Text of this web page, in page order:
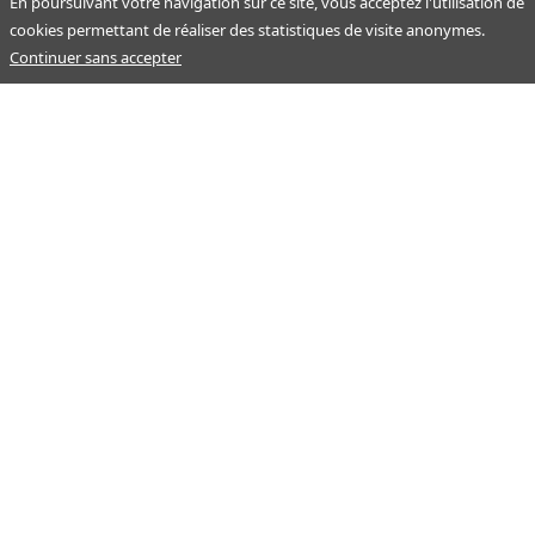
cookies permettant de réaliser des statistiques de visite anonymes.
Continuer sans accepter